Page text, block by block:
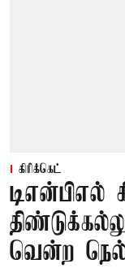
கிரிக்கெட்
டிஎன்பிஎல்
வென்ற